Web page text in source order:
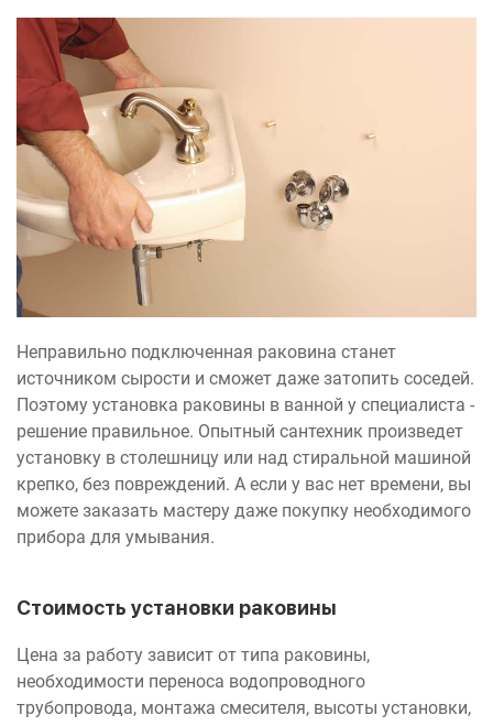
Неправильно подключенная раковина станет
источником сырости и сможет даже затопить соседей.
Поэтому установка раковины в ванной у специалиста -
решение правильное. Опытный сантехник произведет
установку в столешницу или над стиральной машиной
крепко, без повреждений. А если у вас нет времени, вы
можете заказать мастеру даже покупку необходимого
прибора для умывания.
Стоимость установки раковины
Цена за работу зависит от типа раковины,
необходимости переноса водопроводного
трубопровода, монтажа смесителя, высоты установки,